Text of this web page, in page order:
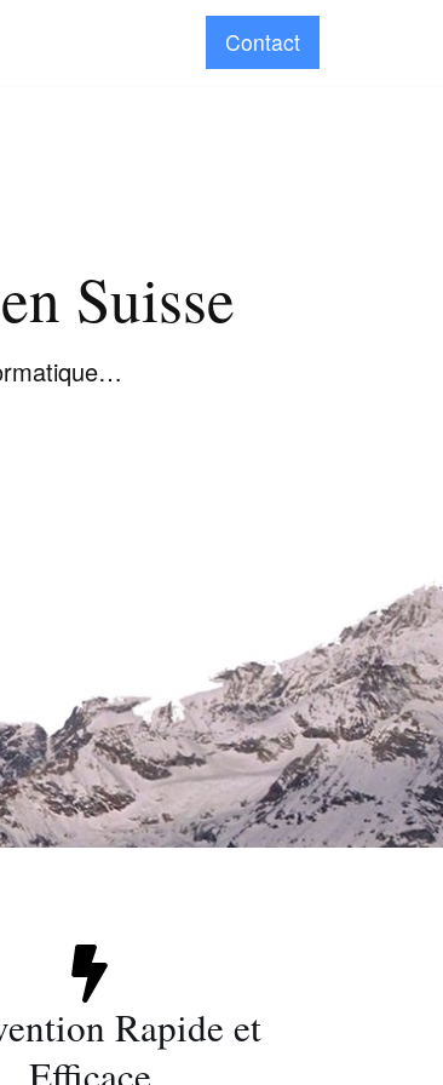
Contact
Suisse
Rapide et